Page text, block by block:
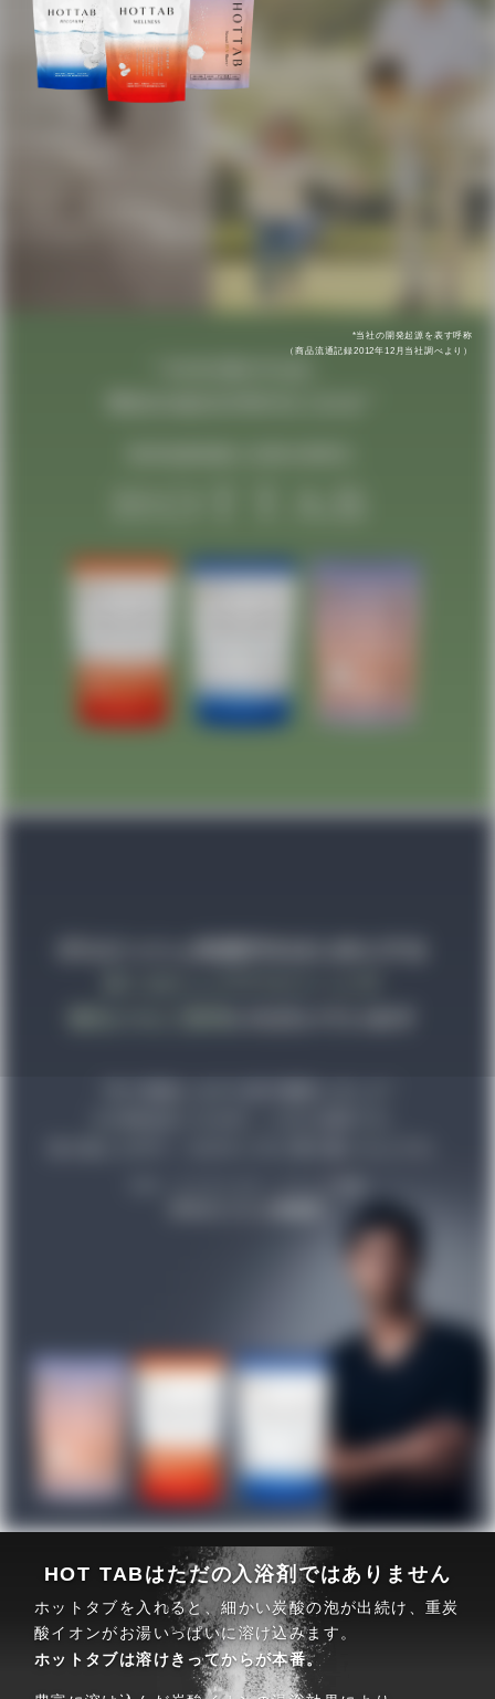
*当社の開発起源を表す呼称
（商品流通記録2012年12月当社調べより）
HOT TABはただの入浴剤ではありません
ホットタブを入れると、細かい炭酸の泡が出続け、重炭
酸イオンがお湯いっぱいに溶け込みます。
ホットタブは溶けきってからが本番。